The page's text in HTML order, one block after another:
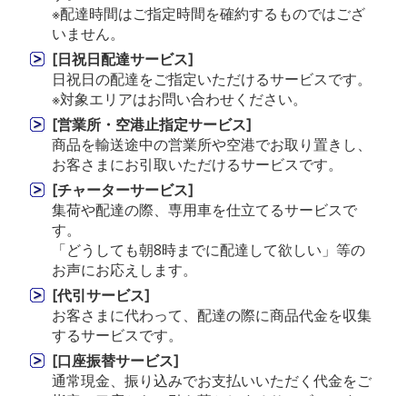
※配達時間はご指定時間を確約するものではござ
いません。
[日祝日配達サービス]
日祝日の配達をご指定いただけるサービスです。
※対象エリアはお問い合わせください。
[営業所・空港止指定サービス]
商品を輸送途中の営業所や空港でお取り置きし、
お客さまにお引取いただけるサービスです。
[チャーターサービス]
集荷や配達の際、専用車を仕立てるサービスで
す。
「どうしても朝8時までに配達して欲しい」等の
お声にお応えします。
[代引サービス]
お客さまに代わって、配達の際に商品代金を収集
するサービスです。
[口座振替サービス]
通常現金、振り込みでお支払いいただく代金をご